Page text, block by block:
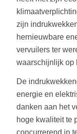
zijn
hernieuwbare
vervuilers ter
waarschijnlijk op
De
energie en
danken aan het
hoge kwaliteit te